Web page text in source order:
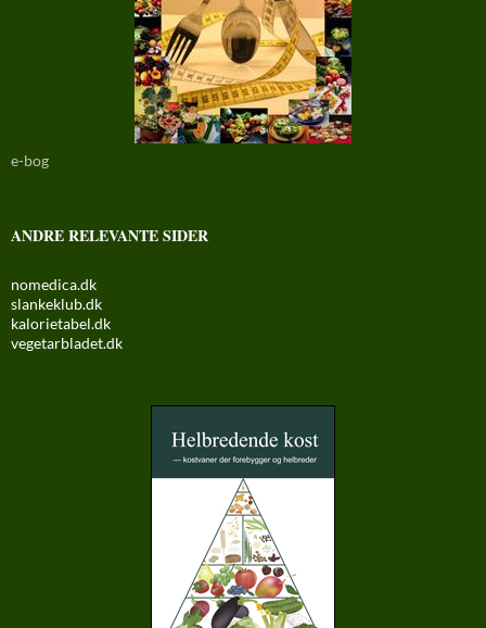
e-bog
ANDRE RELEVANTE SIDER
nomedica.dk
slankeklub.dk
kalorietabel.dk
vegetarbladet.dk